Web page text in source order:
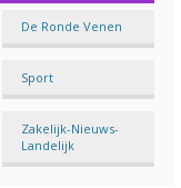
De Ronde Venen
Sport
Zakelijk-Nieuws-
Landelijk